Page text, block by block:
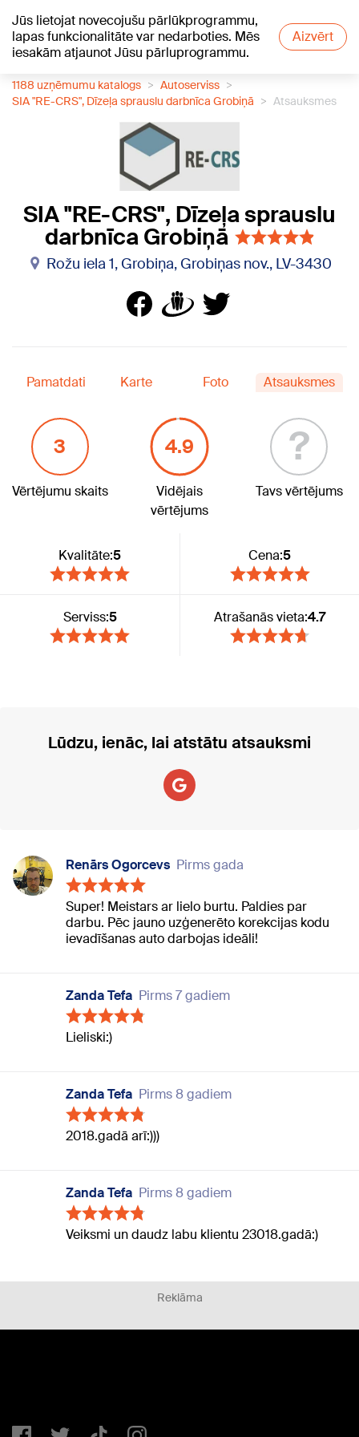
Jūs lietojat novecojušu pārlūkprogrammu,
lapas funkcionalitāte var nedarboties. Mēs
iesakām atjaunot Jūsu pārluprogrammu.
Aizvērt
+21°C
1188 uzņēmumu katalogs
Autoserviss
SIA "RE-CRS", Dīzeļa sprauslu darbnīca Grobiņā
Atsauksmes
SIA "RE-CRS", Dīzeļa sprauslu
darbnīca Grobiņā
Rožu iela 1, Grobiņa, Grobiņas nov., LV-3430
Pamatdati Karte Foto Atsauksmes
3
Vērtējumu skaits
4.9
Vidējais
vērtējums
?
Tavs vērtējums
Kvalitāte:5 Cena:5
Serviss:5 Atrašanās vieta:4.7
Lūdzu, ienāc, lai atstātu atsauksmi
Renārs Ogorcevs Pirms gada
Super! Meistars ar lielo burtu. Paldies par
darbu. Pēc jauno uzģenerēto korekcijas kodu
ievadīšanas auto darbojas ideāli!
Zanda Tefa Pirms 7 gadiem
Lieliski:)
Zanda Tefa Pirms 8 gadiem
2018.gadā arī:)))
Zanda Tefa Pirms 8 gadiem
Veiksmi un daudz labu klientu 23018.gadā:)
Reklāma